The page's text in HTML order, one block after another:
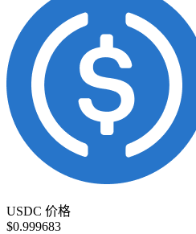
USDC 价格
$0.999683